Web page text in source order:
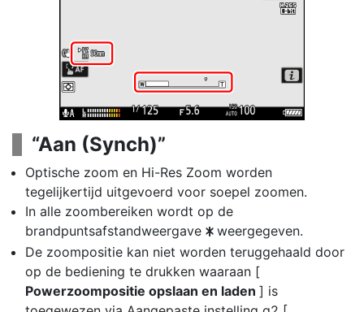
“Aan (Synch)”
Optische zoom en Hi-Res Zoom worden
tegelijkertijd uitgevoerd voor soepel zoomen.
In alle zoombereiken wordt op de
brandpuntsafstandweergave U weergegeven.
De zoompositie kan niet worden teruggehaald door
op de bediening te drukken waaraan [
Powerzoompositie opslaan en laden ] is